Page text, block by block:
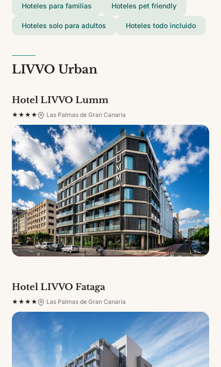
Hoteles para familias Hoteles pet friendly
Hoteles solo para adultos Hoteles todo incluido
LIVVO Urban
Hotel LIVVO Lumm
★★★★ Las Palmas de Gran Canaria
Hotel LIVVO Fataga
★★★★ Las Palmas de Gran Canaria